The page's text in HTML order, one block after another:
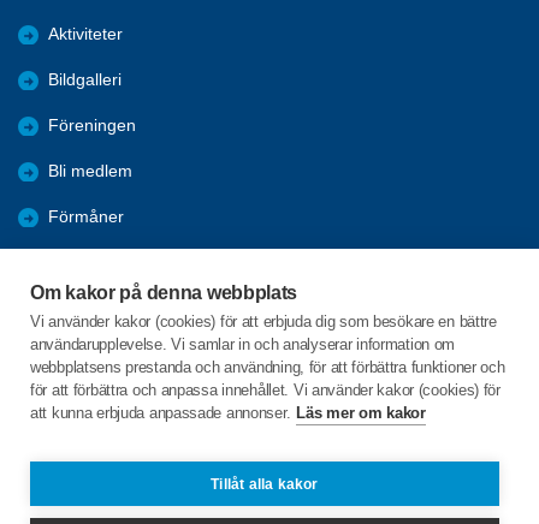
Om kakor på denna webbplats
Vi använder kakor (cookies) för att erbjuda dig som besökare en bättre
användarupplevelse. Vi samlar in och analyserar information om
webbplatsens prestanda och användning, för att förbättra funktioner och
för att förbättra och anpassa innehållet. Vi använder kakor (cookies) för
att kunna erbjuda anpassade annonser. Läs mer om kakor
Tillåt alla kakor
Aktiviteter
Bildgalleri
Föreningen
Bli medlem
Förmåner
Varningar El-Dator-Mobil
C/o:Kerstin Thunholm